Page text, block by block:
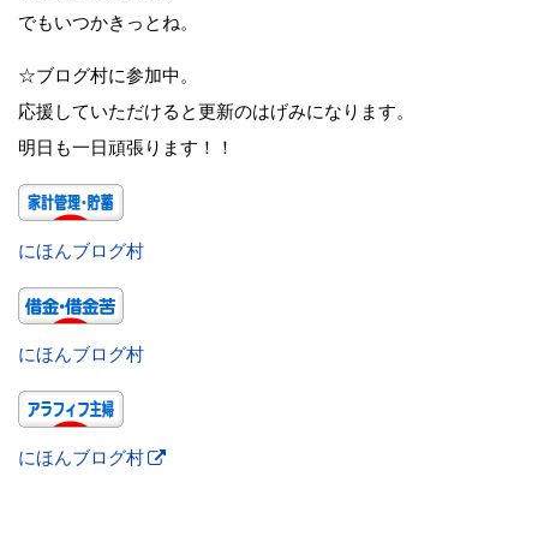
でもいつかきっとね。
☆ブログ村に参加中。
応援していただけると更新のはげみになります。
明日も一日頑張ります！！
にほんブログ村
にほんブログ村
にほんブログ村